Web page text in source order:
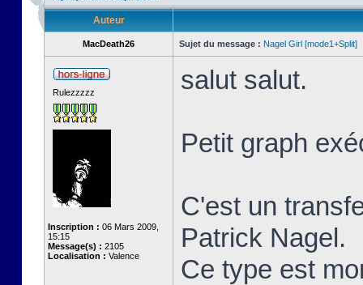
Auteur
MacDeath26 Sujet du message : Nagel Girl [mode1+Split]
Rulezzzzz
Inscription : 06 Mars 2009,
15:15
Message(s) : 2105
Localisation : Valence
salut salut.
Petit graph
C'est un
Patrick Nagel.
Ce type est